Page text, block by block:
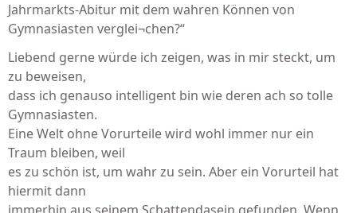
Jahrmarkts-Abitur mit dem wahren Können von
Gymnasiasten verglei¬chen?“
Liebend gerne würde ich zeigen, was in mir steckt, um
zu beweisen,
dass ich genauso intelligent bin wie deren ach so tolle
Gymnasiasten.
Eine Welt ohne Vorurteile wird wohl immer nur ein
Traum bleiben, weil
es zu schön ist, um wahr zu sein. Aber ein Vorurteil hat
hiermit dann